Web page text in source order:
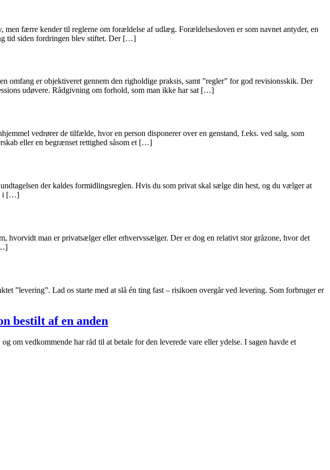
færre kender til reglerne om forældelse af udlæg. Forældelsesloven er som navnet antyder, en
tid siden fordringen blev stiftet. Der […]
omfang er objektiveret gennem den righoldige praksis, samt ”regler” for god revisionsskik. Der
udøvere. Rådgivning om forhold, som man ikke har sat […]
vedrører de tilfælde, hvor en person disponerer over en genstand, f.eks. ved salg, som
eller en begrænset rettighed såsom et […]
der kaldes formidlingsreglen. Hvis du som privat skal sælge din hest, og du vælger at
i […]
hvorvidt man er privatsælger eller erhvervssælger. Der er dog en relativt stor gråzone, hvor det
”levering”. Lad os starte med at slå én ting fast – risikoen overgår ved levering. Som forbruger er
bestilt af en anden
om vedkommende har råd til at betale for den leverede vare eller ydelse. I sagen havde et